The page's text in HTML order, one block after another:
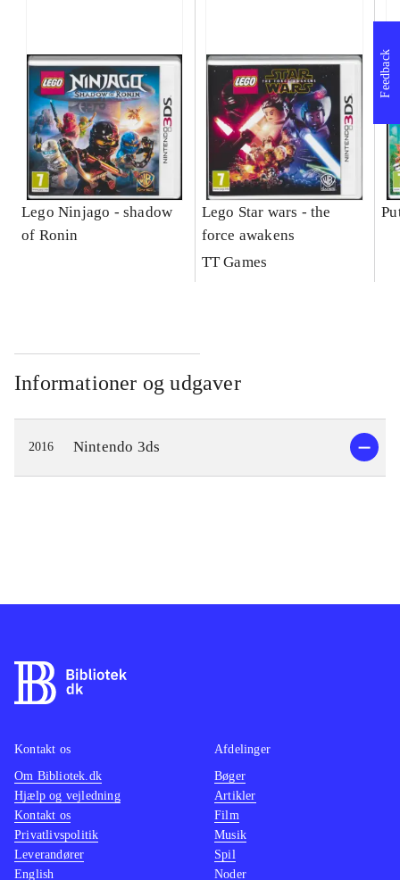
Lego Ninjago - shadow
of Ronin
Lego Star wars - the
force awakens
TT Games
Informationer og udgaver
2016 Nintendo 3ds
Feedback
Kontakt os
Om Bibliotek.dk
Hjælp og vejledning
Kontakt os
Privatlivspolitik
Leverandører
English
Afdelinger
Bøger
Artikler
Film
Musik
Spil
Noder